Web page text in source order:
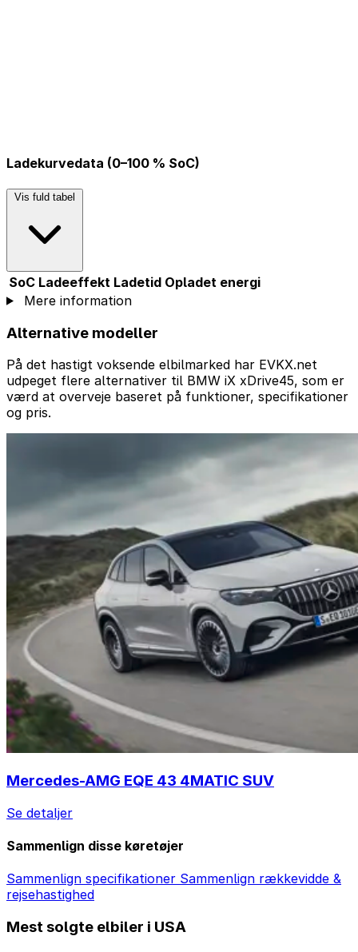
Ladekurvedata (0–100 % SoC)
Vis fuld tabel
SoC Ladeeffekt Ladetid Opladet energi
Mere information
Alternative modeller
På det hastigt voksende elbilmarked har EVKX.net
udpeget flere alternativer til BMW iX xDrive45, som er
værd at overveje baseret på funktioner, specifikationer
og pris.
Mercedes-AMG EQE 43 4MATIC SUV
Se detaljer
Sammenlign disse køretøjer
Sammenlign specifikationer Sammenlign rækkevidde &
rejsehastighed
Mest solgte elbiler i USA